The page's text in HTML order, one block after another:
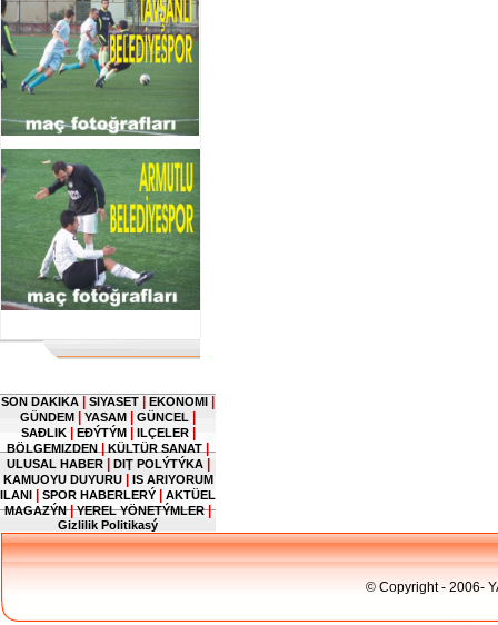
SON DAKIKA SIYASET EKONOMI
GÜNDEM YASAM GÜNCEL
SAĐLIK EĐÝTÝM ILÇELER
BÖLGEMIZDEN | KÜLTÜR SANAT |
ULUSAL HABER DIŢ POLÝTÝKA
KAMUOYU DUYURU
IS ARIYORUM
ILANI
SPOR HABERLERÝ
AKTÜEL
MAGAZÝN | YEREL YÖNETÝMLER |
Gizlilik Politikasý
© Copyright - 2006-